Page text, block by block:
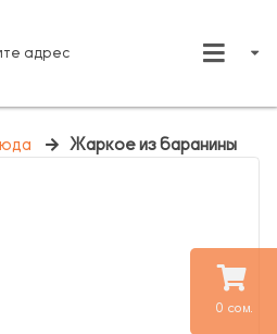
0 сом.
адрес
Жаркое из баранины